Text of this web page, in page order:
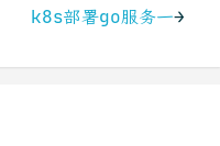
k8s部署go服务一→